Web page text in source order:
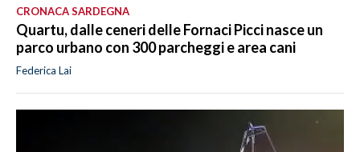
CRONACA SARDEGNA
Quartu, dalle ceneri delle Fornaci Picci nasce un
parco urbano con 300 parcheggi e area cani
Federica Lai